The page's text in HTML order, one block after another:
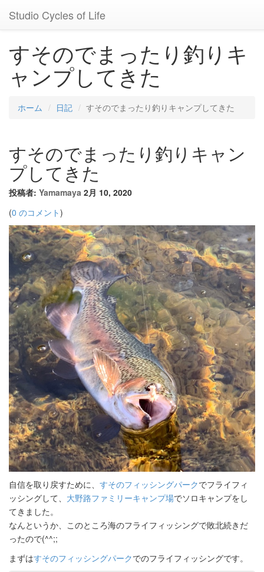
Studio Cycles of Life
すそのでまったり釣りキ
ャンプしてきた
ホーム 日記 すそのでまったり釣りキャンプしてきた
すそのでまったり釣りキャン
プしてきた
投稿者: Yamamaya 2月 10, 2020
(0 のコメント)
自信を取り戻すために、 すそのフィッシングパークでフライフィ
ッシングして、 大野路ファミリーキャンプ場でソロキャンプをし
てきました。
なんというか、このところ海のフライフィッシングで敗北続きだ
ったので(^^;;
まずはすそのフィッシングパークでのフライフィッシングです。